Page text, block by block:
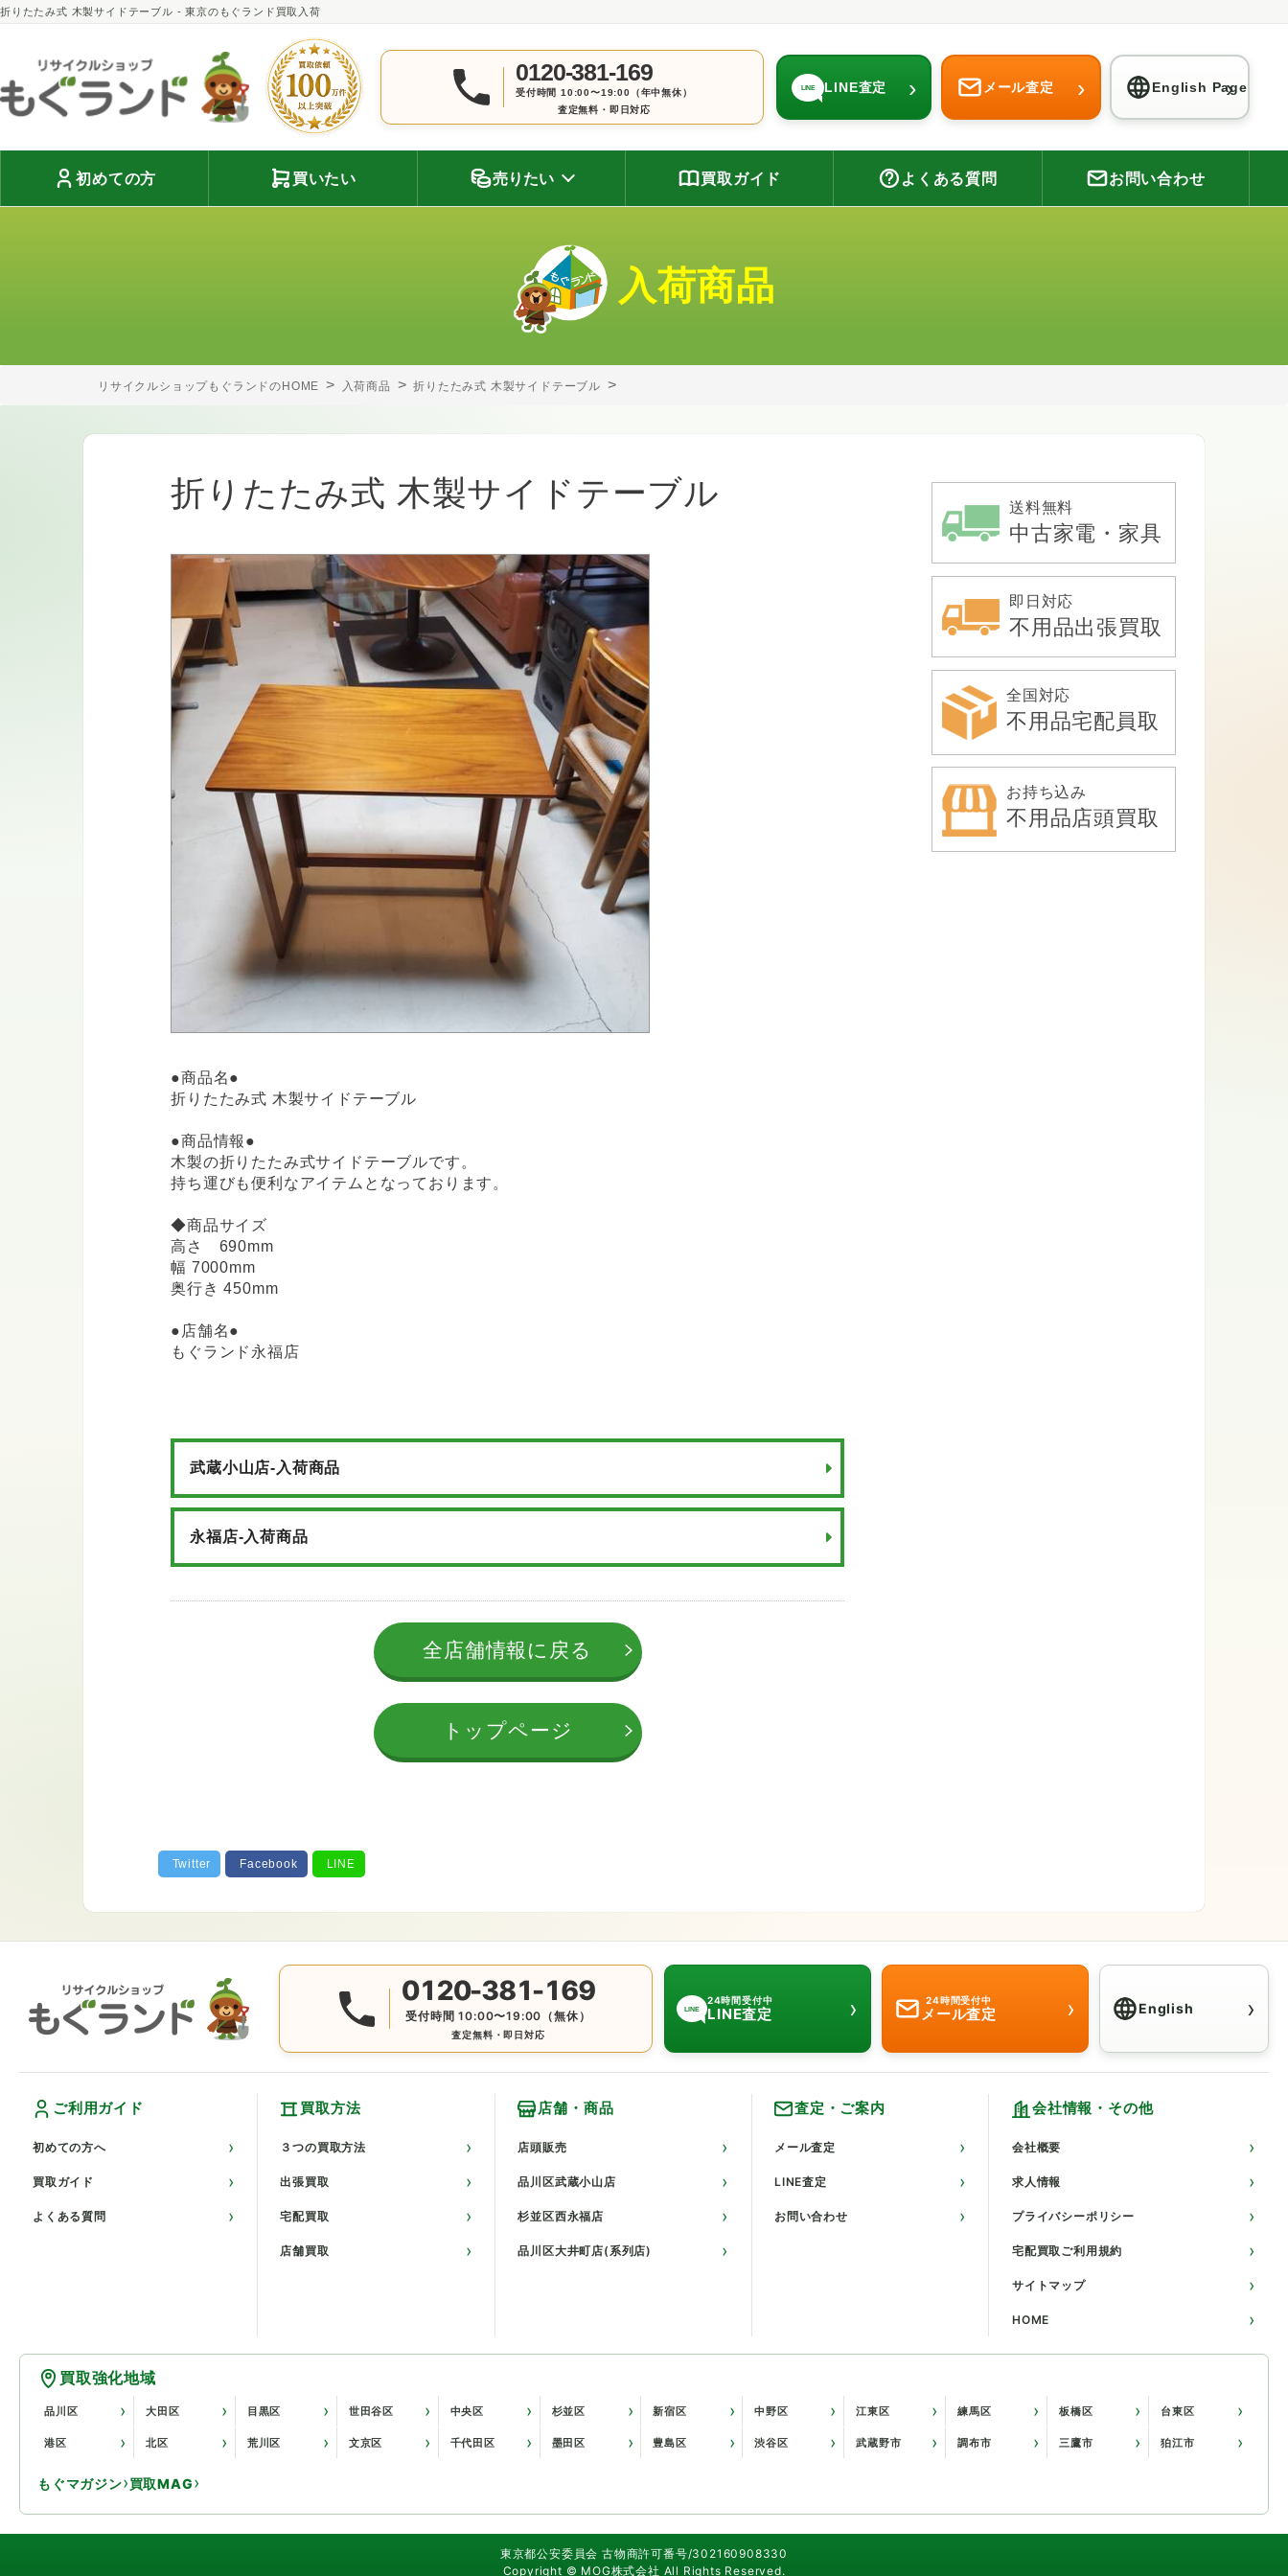
折りたたみ式 木製サイドテーブル - 東京のもぐランド買取入荷
0120-381-169
受付時間 10:00〜19:00（年中無休）
査定無料・即日対応
LINE LINE査定 › メール査定 › English Page
›
初めての方 買いたい 売りたい 買取ガイド よくある質問 お問い合わせ
入荷商品
リサイクルショップもぐランドのHOME 入荷商品 折りたたみ式 木製サイドテーブル
折りたたみ式 木製サイドテーブル
●商品名●
折りたたみ式 木製サイドテーブル
●商品情報●
木製の折りたたみ式サイドテーブルです。
持ち運びも便利なアイテムとなっております。
◆商品サイズ
高さ 690mm
幅 7000mm
奥行き 450mm
●店舗名●
もぐランド永福店
武蔵小山店-入荷商品
永福店-入荷商品
全店舗情報に戻る
トップページ
送料無料
中古家電・家具
即日対応
不用品出張買取
全国対応
不用品宅配員取
お持ち込み
不用品店頭買取
0120-381-169
受付時間 10:00〜19:00（無休）
査定無料・即日対応
LINE
24時間受付中
LINE査定 › 24時間受付中
メール査定 › EnglishClick here for
›
ご利用ガイド
初めての方へ
買取ガイド
よくある質問
買取方法
３つの買取方法
出張買取
宅配買取
店舗買取
店舗・商品
店頭販売
品川区武蔵小山店
杉並区西永福店
品川区大井町店(系列店)
査定・ご案内
メール査定
LINE査定
お問い合わせ
会社情報・その他
会社概要
求人情報
プライバシーポリシー
宅配買取ご利用規約
サイトマップ
HOME
買取強化地域
品川区 大田区 目黒区 世田谷区 中央区 杉並区 新宿区 中野区 江東区 練馬区 板橋区 台東区
港区 北区 荒川区 文京区 千代田区 墨田区 豊島区 渋谷区 武蔵野市 調布市 三鷹市 狛江市
もぐマガジン 買取MAG
東京都公安委員会 古物商許可番号/302160908330
Copyright © MOG株式会社 All Rights Reserved.